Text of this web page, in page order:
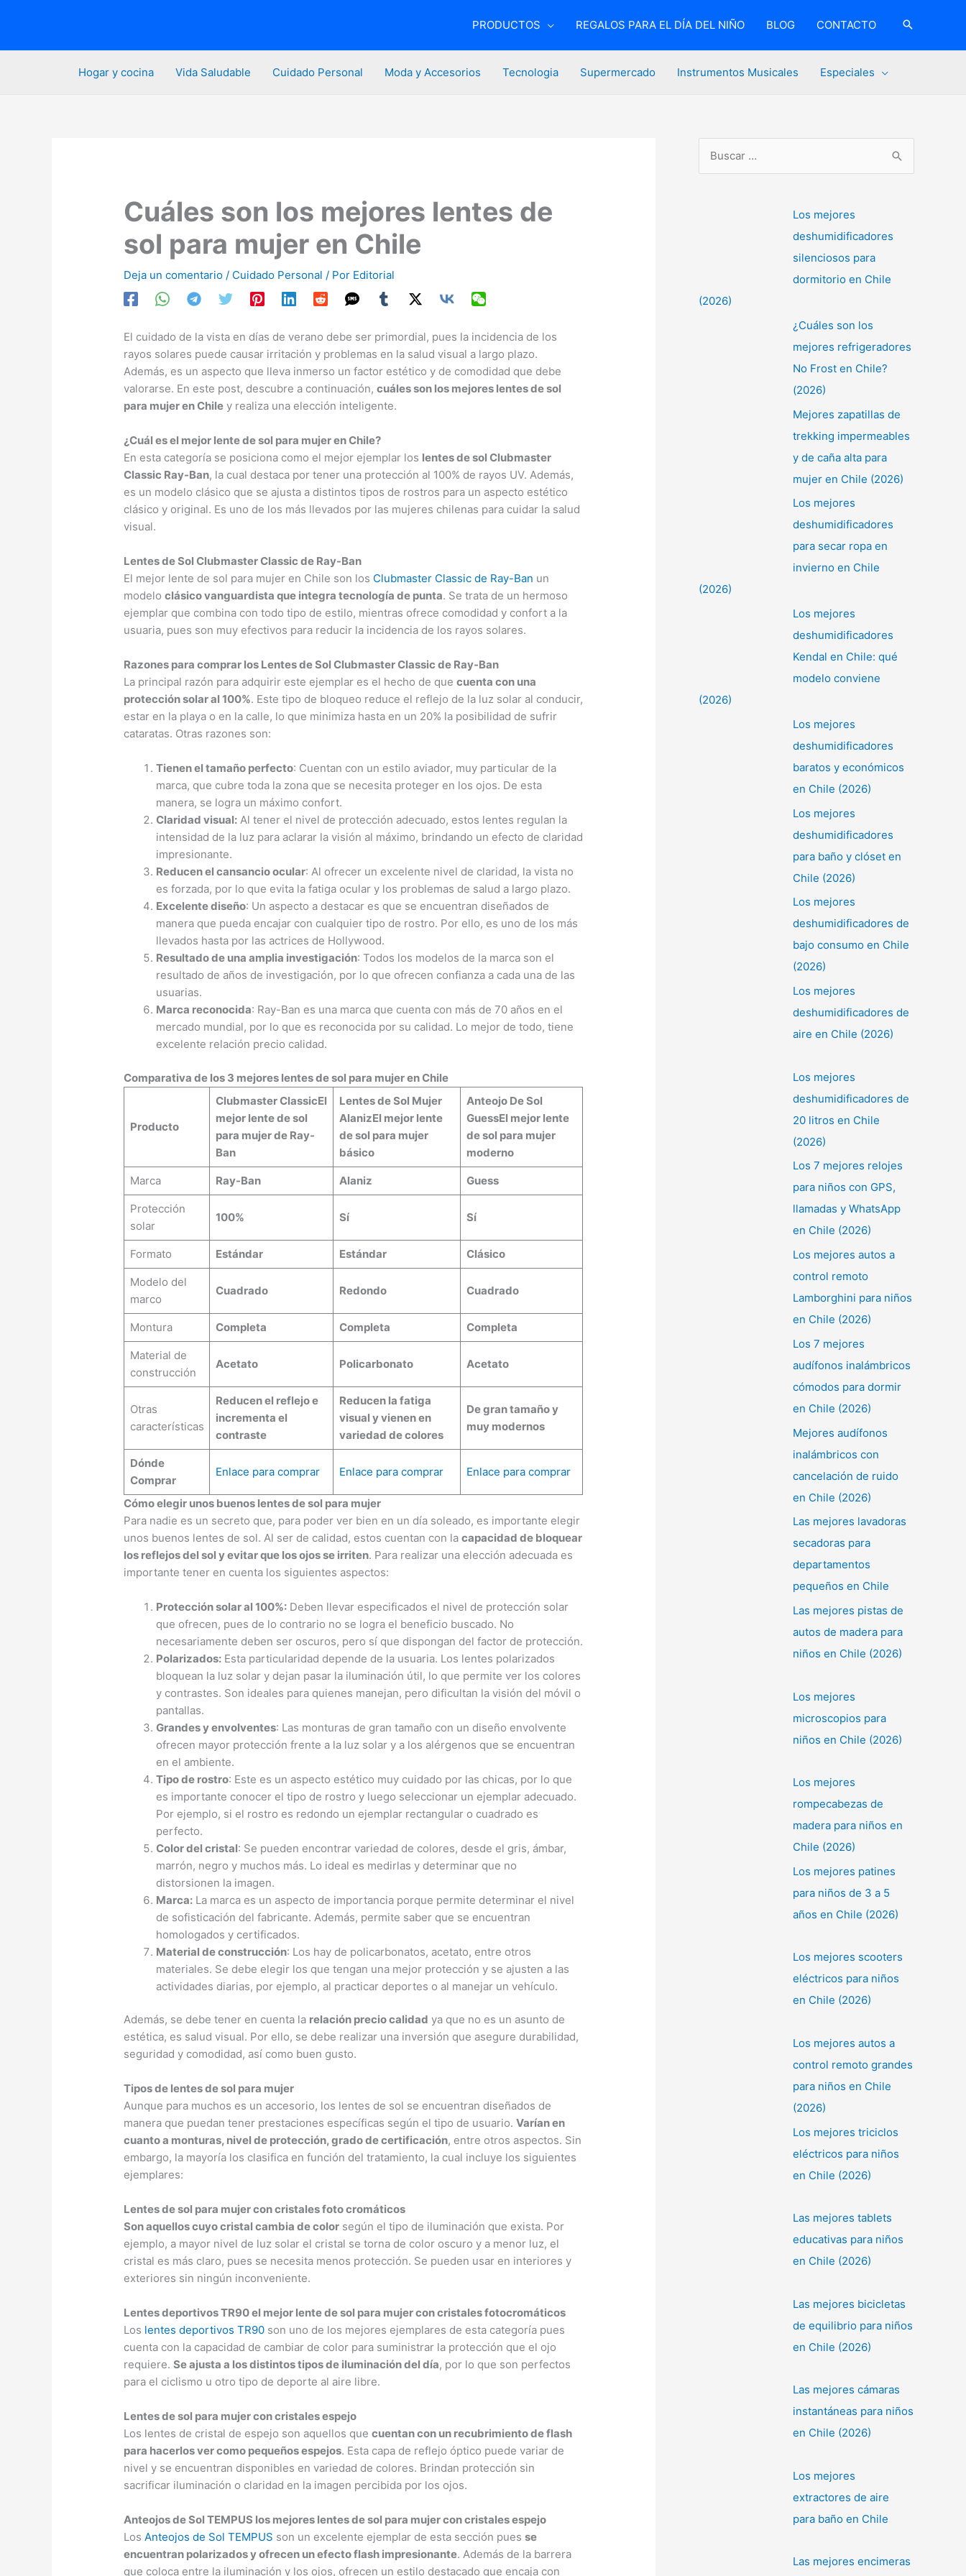
PRODUCTOS REGALOS PARA EL DÍA DEL NIÑO BLOG CONTACTO
Hogar y cocina Vida Saludable Cuidado Personal Moda y Accesorios Tecnologia Supermercado Instrumentos Musicales Especiales
Cuáles son los mejores lentes de
sol para mujer en Chile
Deja un comentario / Cuidado Personal / Por Editorial
El cuidado de la vista en días de verano debe ser primordial, pues la incidencia de los
rayos solares puede causar irritación y problemas en la salud visual a largo plazo.
Además, es un aspecto que lleva inmerso un factor estético y de comodidad que debe
valorarse. En este post, descubre a continuación,cuáles son los mejores lentes de sol
para mujer en Chile y realiza una elección inteligente.
¿Cuál es el mejor lente de sol para mujer en Chile?
En esta categoría se posiciona como el mejor ejemplar los lentes de sol Clubmaster
Classic Ray-Ban, la cual destaca por tener una protección al 100% de rayos UV. Además,
es un modelo clásico que se ajusta a distintos tipos de rostros para un aspecto estético
clásico y original. Es uno de los más llevados por las mujeres chilenas para cuidar la salud
visual.
Lentes de Sol Clubmaster Classic de Ray-Ban
El mejor lente de sol para mujer en Chile son los Clubmaster Classic de Ray-Ban un
modeloclásico vanguardista que integra tecnología de punta. Se trata de un hermoso
ejemplar que combina con todo tipo de estilo, mientras ofrece comodidad y confort a la
usuaria, pues son muy efectivos para reducir la incidencia de los rayos solares.
Razones para comprar los Lentes de Sol Clubmaster Classic de Ray-Ban
La principal razón para adquirir este ejemplar es el hecho de quecuenta con una
protección solar al 100%. Este tipo de bloqueo reduce el reflejo de la luz solar al conducir,
estar en la playa o en la calle, lo que minimiza hasta en un 20% la posibilidad de sufrir
cataratas. Otras razones son:
Tienen el tamaño perfecto: Cuentan con un estilo aviador, muy particular de la
marca, que cubre toda la zona que se necesita proteger en los ojos. De esta
manera, se logra un máximo confort.
Claridad visual: Al tener el nivel de protección adecuado, estos lentes regulan la
intensidad de la luz para aclarar la visión al máximo, brindando un efecto de claridad
impresionante.
Reducen el cansancio ocular: Al ofrecer un excelente nivel de claridad, la vista no
es forzada, por lo que evita la fatiga ocular y los problemas de salud a largo plazo.
Excelente diseño: Un aspecto a destacar es que se encuentran diseñados de
manera que pueda encajar con cualquier tipo de rostro. Por ello, es uno de los más
llevados hasta por las actrices de Hollywood.
Resultado de una amplia investigación: Todos los modelos de la marca son el
resultado de años de investigación, por lo que ofrecen confianza a cada una de las
usuarias.
Marca reconocida: Ray-Ban es una marca que cuenta con más de 70 años en el
mercado mundial, por lo que es reconocida por su calidad. Lo mejor de todo, tiene
excelente relación precio calidad.
Comparativa de los 3 mejores lentes de sol para mujer en Chile
Producto
Clubmaster ClassicEl
mejor lente de sol
para mujer de Ray-
Ban
Lentes de Sol Mujer
AlanizEl mejor lente
de sol para mujer
básico
Anteojo De Sol
GuessEl mejor lente
de sol para mujer
moderno
Marca Ray-Ban Alaniz Guess
Protección
solar
100% Sí Sí
Formato Estándar Estándar Clásico
Modelo del
marco
Cuadrado Redondo Cuadrado
Montura Completa Completa Completa
Material de
construcción
Acetato Policarbonato Acetato
Otras
características
Reducen el reflejo e
incrementa el
contraste
Reducen la fatiga
visual y vienen en
variedad de colores
De gran tamaño y
muy modernos
Dónde
Comprar
Enlace para comprar Enlace para comprar Enlace para comprar
Cómo elegir unos buenos lentes de sol para mujer
Para nadie es un secreto que, para poder ver bien en un día soleado, es importante elegir
unos buenos lentes de sol. Al ser de calidad, estos cuentan con lacapacidad de bloquear
los reflejos del sol y evitar que los ojos se irriten. Para realizar una elección adecuada es
importante tener en cuenta los siguientes aspectos:
Protección solar al 100%: Deben llevar especificados el nivel de protección solar
que ofrecen, pues de lo contrario no se logra el beneficio buscado. No
necesariamente deben ser oscuros, pero sí que dispongan del factor de protección.
Polarizados: Esta particularidad depende de la usuaria. Los lentes polarizados
bloquean la luz solar y dejan pasar la iluminación útil, lo que permite ver los colores
y contrastes. Son ideales para quienes manejan, pero dificultan la visión del móvil o
pantallas.
Grandes y envolventes: Las monturas de gran tamaño con un diseño envolvente
ofrecen mayor protección frente a la luz solar y a los alérgenos que se encuentran
en el ambiente.
Tipo de rostro: Este es un aspecto estético muy cuidado por las chicas, por lo que
es importante conocer el tipo de rostro y luego seleccionar un ejemplar adecuado.
Por ejemplo, si el rostro es redondo un ejemplar rectangular o cuadrado es
perfecto.
Color del cristal: Se pueden encontrar variedad de colores, desde el gris, ámbar,
marrón, negro y muchos más. Lo ideal es medirlas y determinar que no
distorsionen la imagen.
Marca: La marca es un aspecto de importancia porque permite determinar el nivel
de sofisticación del fabricante. Además, permite saber que se encuentran
homologados y certificados.
Material de construcción: Los hay de policarbonatos, acetato, entre otros
materiales. Se debe elegir los que tengan una mejor protección y se ajusten a las
actividades diarias, por ejemplo, al practicar deportes o al manejar un vehículo.
Además, se debe tener en cuenta la relación precio calidad ya que no es un asunto de
estética, es salud visual. Por ello, se debe realizar una inversión que asegure durabilidad,
seguridad y comodidad, así como buen gusto.
Tipos de lentes de sol para mujer
Aunque para muchos es un accesorio, los lentes de sol se encuentran diseñados de
manera que puedan tener prestaciones específicas según el tipo de usuario.Varían en
cuanto a monturas, nivel de protección, grado de certificación, entre otros aspectos. Sin
embargo, la mayoría los clasifica en función del tratamiento, la cual incluye los siguientes
ejemplares:
Lentes de sol para mujer con cristales foto cromáticos
Son aquellos cuyo cristal cambia de color según el tipo de iluminación que exista. Por
ejemplo, a mayor nivel de luz solar el cristal se torna de color oscuro y a menor luz, el
cristal es más claro, pues se necesita menos protección. Se pueden usar en interiores y
exteriores sin ningún inconveniente.
Lentes deportivos TR90 el mejor lente de sol para mujer con cristales fotocromáticos
Los lentes deportivos TR90 son uno de los mejores ejemplares de esta categoría pues
cuenta con la capacidad de cambiar de color para suministrar la protección que el ojo
requiere.Se ajusta a los distintos tipos de iluminación del día, por lo que son perfectos
para el ciclismo u otro tipo de deporte al aire libre.
Lentes de sol para mujer con cristales espejo
Los lentes de cristal de espejo son aquellos quecuentan con un recubrimiento de flash
para hacerlos ver como pequeños espejos. Esta capa de reflejo óptico puede variar de
nivel y se encuentran disponibles en variedad de colores. Brindan protección sin
sacrificar iluminación o claridad en la imagen percibida por los ojos.
Anteojos de Sol TEMPUS los mejores lentes de sol para mujer con cristales espejo
Los Anteojos de Sol TEMPUS son un excelente ejemplar de esta sección puesse
encuentran polarizados y ofrecen un efecto flash impresionante. Además de la barrera
que coloca entre la iluminación y los ojos, ofrecen un estilo destacado que encaja con
o
Los mejores
deshumidificadores
silenciosos para
dormitorio en Chile
(2026)
¿Cuáles son los
mejores refrigeradores
No Frost en Chile?
(2026)
Mejores zapatillas de
trekking impermeables
y de caña alta para
mujer en Chile (2026)
Los mejores
deshumidificadores
para secar ropa en
invierno en Chile
(2026)
Los mejores
deshumidificadores
Kendal en Chile: qué
modelo conviene
(2026)
Los mejores
deshumidificadores
baratos y económicos
en Chile (2026)
Los mejores
deshumidificadores
para baño y clóset en
Chile (2026)
Los mejores
deshumidificadores de
bajo consumo en Chile
(2026)
Los mejores
deshumidificadores de
aire en Chile (2026)
Los mejores
deshumidificadores de
20 litros en Chile
(2026)
Los 7 mejores relojes
para niños con GPS,
llamadas y WhatsApp
en Chile (2026)
Los mejores autos a
control remoto
Lamborghini para niños
en Chile (2026)
Los 7 mejores
audífonos inalámbricos
cómodos para dormir
en Chile (2026)
Mejores audífonos
inalámbricos con
cancelación de ruido
en Chile (2026)
Las mejores lavadoras
secadoras para
departamentos
pequeños en Chile
Las mejores pistas de
autos de madera para
niños en Chile (2026)
Los mejores
microscopios para
niños en Chile (2026)
Los mejores
rompecabezas de
madera para niños en
Chile (2026)
Los mejores patines
para niños de 3 a 5
años en Chile (2026)
Los mejores scooters
eléctricos para niños
en Chile (2026)
Los mejores autos a
control remoto grandes
para niños en Chile
(2026)
Los mejores triciclos
eléctricos para niños
en Chile (2026)
Las mejores tablets
educativas para niños
en Chile (2026)
Las mejores bicicletas
de equilibrio para niños
en Chile (2026)
Las mejores cámaras
instantáneas para niños
en Chile (2026)
Los mejores
extractores de aire
para baño en Chile
Las mejores encimeras